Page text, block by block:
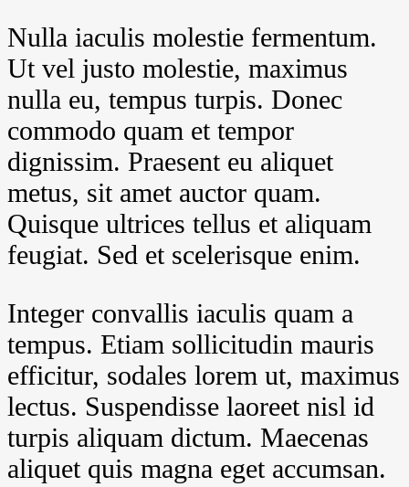
Nulla iaculis molestie fermentum.
Ut vel justo molestie, maximus
nulla eu, tempus turpis. Donec
commodo quam et tempor
dignissim. Praesent eu aliquet
metus, sit amet auctor quam.
Quisque ultrices tellus et aliquam
feugiat. Sed et scelerisque enim.
Integer convallis iaculis quam a
tempus. Etiam sollicitudin mauris
efficitur, sodales lorem ut, maximus
lectus. Suspendisse laoreet nisl id
turpis aliquam dictum. Maecenas
aliquet quis magna eget accumsan.